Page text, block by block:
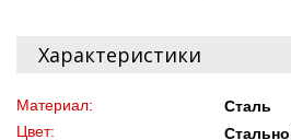
Характеристики
Материал:
Сталь
Цвет: